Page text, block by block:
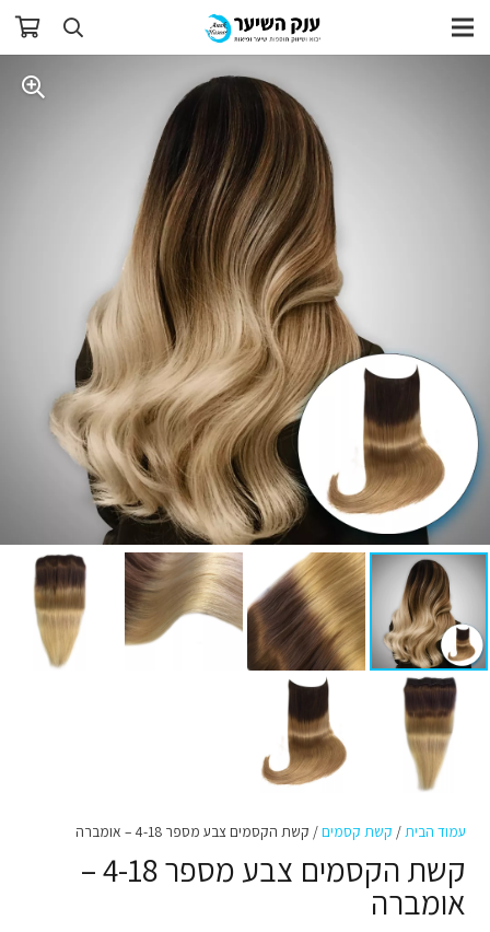
עמוד הבית / קשת קסמים/ קשת הקסמים צבע מספר 4-18 – אומברה
קשת הקסמים צבע מספר 4-18 –
אומברה